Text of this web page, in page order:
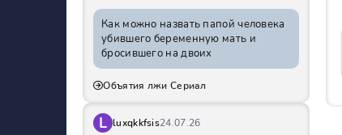
Как можно назвать папой человека
убившего беременную мать и
бросившего на двоих
Объятия лжи Сериал
L luxqkkfsis24.07.26